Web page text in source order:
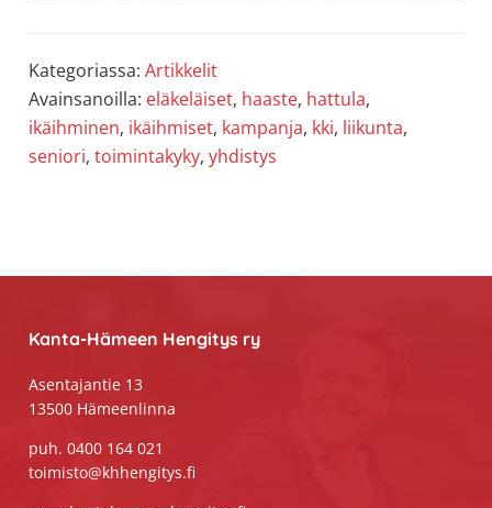
Kategoriassa: Artikkelit
Avainsanoilla: eläkeläiset, haaste, hattula,
ikäihminen, ikäihmiset, kampanja, kki, liikunta,
seniori, toimintakyky, yhdistys
Kanta-Hämeen Hengitys ry
Asentajantie 13
13500 Hämeenlinna
puh. 0400 164 021
toimisto@khhengitys.fi